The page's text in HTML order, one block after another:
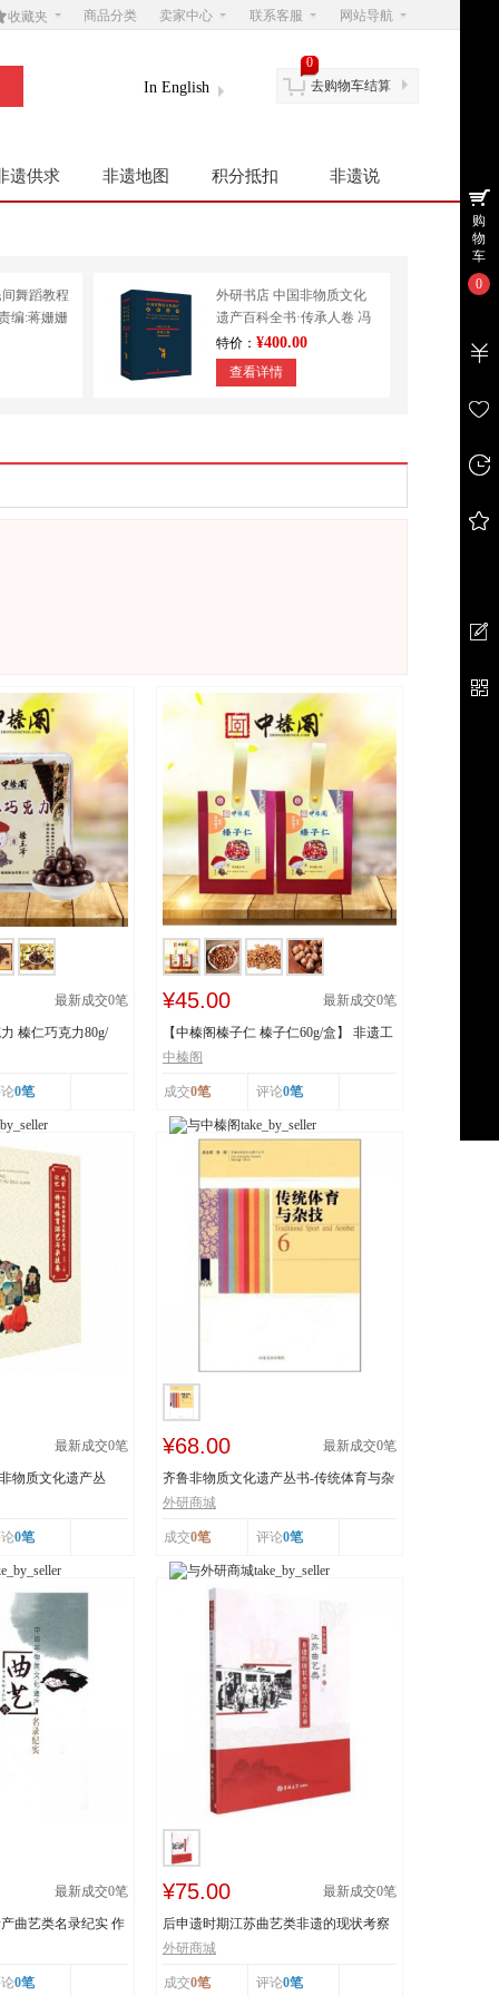
收藏夹 商品分类 卖家中心 联系客服 网站导航
In English 去购物车结算
0
遗供求 非遗地图 积分抵扣 非遗说
舞蹈教程
编:蒋姗姗
外研书店 中国非物质文化
遗产百科全书·传承人卷 冯
骥才 民间文学 其他
特价： ¥400.00
查看详情
最新成交0笔
榛仁巧克力80g/
0笔
¥45.00 最新成交0笔
【中榛阁榛子仁 榛子仁60g/盒】 非遗工
艺 榛香浓郁
中榛阁
成交0笔 评论0笔
最新成交0笔
物质文化遗产丛
0笔
¥68.00 最新成交0笔
齐鲁非物质文化遗产丛书-传统体育与杂
技 王丕琢 山...
外研商城
成交0笔 评论0笔
最新成交0笔
曲艺类名录纪实 作
0笔
¥75.00 最新成交0笔
后申遗时期江苏曲艺类非遗的现状考察
与活态传承 978...
外研商城
成交0笔 评论0笔
购
物
车
0